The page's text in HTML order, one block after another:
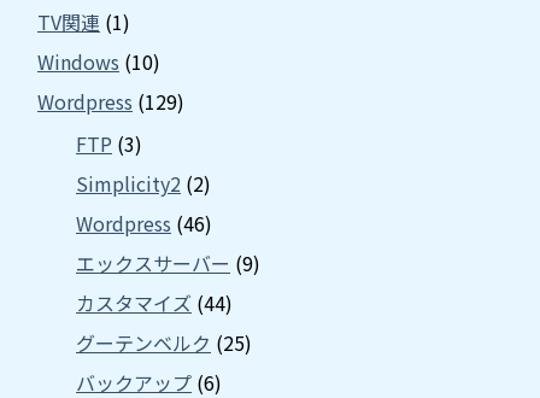
TV関連 (1)
Windows (10)
Wordpress (129)
FTP (3)
Simplicity2 (2)
Wordpress (46)
エックスサーバー (9)
カスタマイズ (44)
グーテンベルク (25)
バックアップ (6)